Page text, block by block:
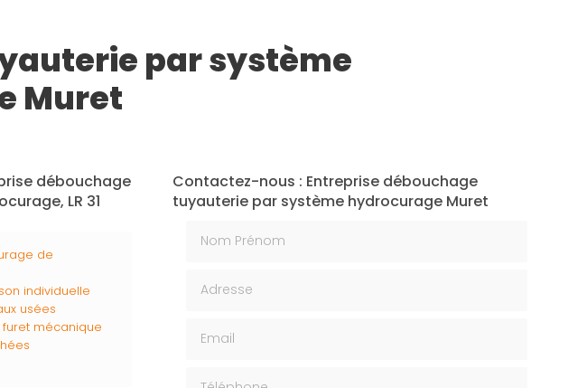
par système
Muret
débouchage
LR 31
de
individuelle
usées
mécanique
Contactez-nous : Entreprise débouchage
tuyauterie par système hydrocurage Muret